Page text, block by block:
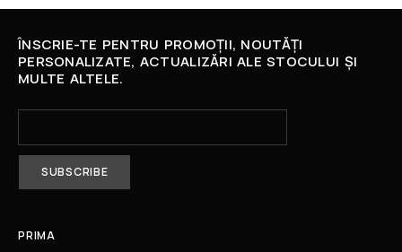
ÎNSCRIE-TE PENTRU PROMOȚII, NOUTĂȚI
PERSONALIZATE, ACTUALIZĂRI ALE STOCULUI ȘI
MULTE ALTELE.
PRIMA